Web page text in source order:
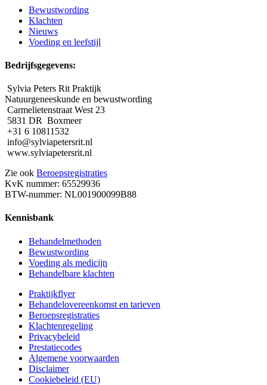
Bewustwording
Klachten
Nieuws
Voeding en leefstijl
Bedrijfsgegevens:
Sylvia Peters Rit Praktijk
Natuurgeneeskunde en bewustwording
Carmelietenstraat West 23
5831 DR Boxmeer
+31 6 10811532
info@sylviapetersrit.nl
www.sylviapetersrit.nl
Zie ook Beroepsregistraties
KvK nummer: 65529936
BTW-nummer: NL001900099B88
Kennisbank
Behandelmethoden
Bewustwording
Voeding als medicijn
Behandelbare klachten
Praktijkflyer
Behandelovereenkomst en tarieven
Beroepsregistraties
Klachtenregeling
Privacybeleid
Prestatiecodes
Algemene voorwaarden
Disclaimer
Cookiebeleid (EU)